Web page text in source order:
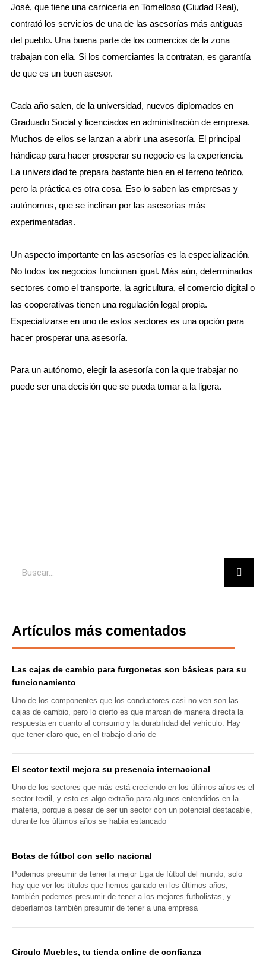
José, que tiene una carnicería en Tomelloso (Ciudad Real),
contrató los servicios de una de las asesorías más antiguas
del pueblo. Una buena parte de los comercios de la zona
trabajan con ella. Si los comerciantes la contratan, es garantía
de que es un buen asesor.
Cada año salen, de la universidad, nuevos diplomados en
Graduado Social y licenciados en administración de empresa.
Muchos de ellos se lanzan a abrir una asesoría. El principal
hándicap para hacer prosperar su negocio es la experiencia.
La universidad te prepara bastante bien en el terreno teórico,
pero la práctica es otra cosa. Eso lo saben las empresas y
autónomos, que se inclinan por las asesorías más
experimentadas.
Un aspecto importante en las asesorías es la especialización.
No todos los negocios funcionan igual. Más aún, determinados
sectores como el transporte, la agricultura, el comercio digital o
las cooperativas tienen una regulación legal propia.
Especializarse en uno de estos sectores es una opción para
hacer prosperar una asesoría.
Para un autónomo, elegir la asesoría con la que trabajar no
puede ser una decisión que se pueda tomar a la ligera.
Artículos más comentados
Las cajas de cambio para furgonetas son básicas para su
funcionamiento
Uno de los componentes que los conductores casi no ven son las
cajas de cambio, pero lo cierto es que marcan de manera directa la
respuesta en cuanto al consumo y la durabilidad del vehículo. Hay
que tener claro que, en el trabajo diario de
El sector textil mejora su presencia internacional
Uno de los sectores que más está creciendo en los últimos años es el
sector textil, y esto es algo extraño para algunos entendidos en la
materia, porque a pesar de ser un sector con un potencial destacable,
durante los últimos años se había estancado
Botas de fútbol con sello nacional
Podemos presumir de tener la mejor Liga de fútbol del mundo, solo
hay que ver los títulos que hemos ganado en los últimos años,
también podemos presumir de tener a los mejores futbolistas, y
deberíamos también presumir de tener a una empresa
Círculo Muebles, tu tienda online de confianza